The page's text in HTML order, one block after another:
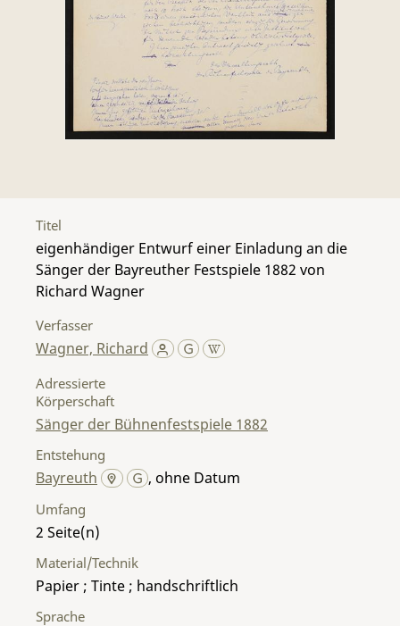
Titel
eigenhändiger Entwurf einer Einladung an die
Sänger der Bayreuther Festspiele 1882 von
Richard Wagner
Verfasser
Wagner, Richard
Adressierte
Körperschaft
Sänger der Bühnenfestspiele 1882
Entstehung
Bayreuth , ohne Datum
Umfang
2
Material/Technik
Papier ; Tinte ; handschriftlich
Sprache